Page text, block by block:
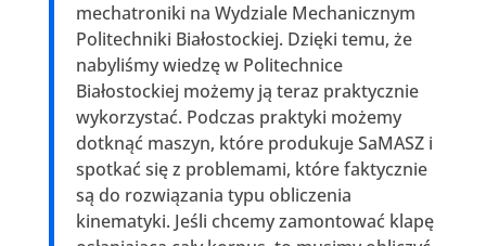
mechatroniki na Wydziale Mechanicznym
Politechniki Białostockiej. Dzięki temu, że
nabyliśmy wiedzę w Politechnice
Białostockiej możemy ją teraz praktycznie
wykorzystać. Podczas praktyki możemy
dotknąć maszyn, które produkuje SaMASZ i
spotkać się z problemami, które faktycznie
są do rozwiązania typu obliczenia
kinematyki. Jeśli chcemy zamontować klapę